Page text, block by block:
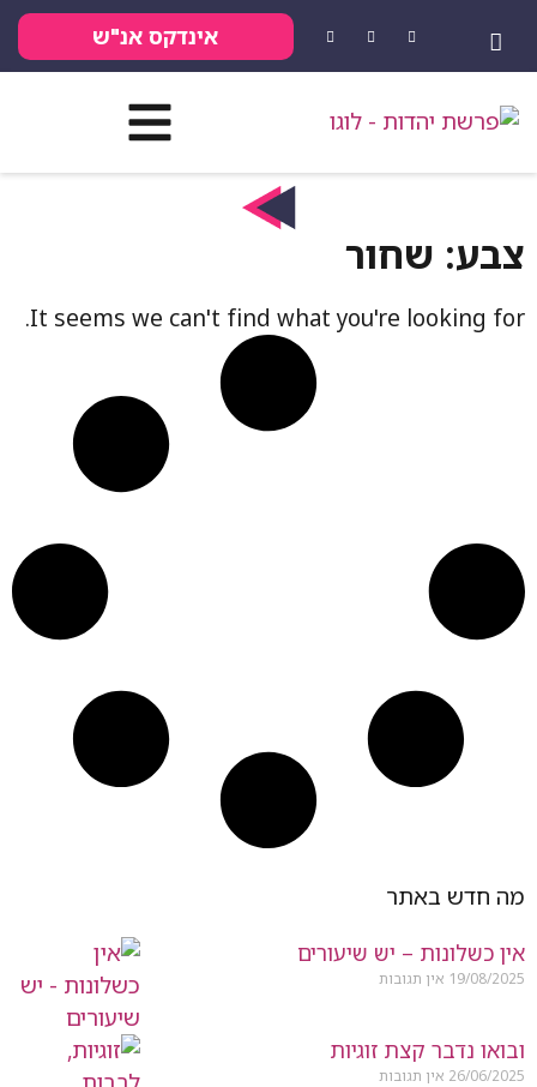
אינדקס אנ"ש
צבע: שחור
It seems we can't find what you're looking for.
מה חדש באתר
אין כשלונות – יש שיעורים
19/08/2025 אין תגובות
ובואו נדבר קצת זוגיות
26/06/2025 אין תגובות